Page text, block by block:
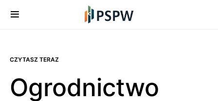
CZYTASZ TERAZ
Ogrodnictwo